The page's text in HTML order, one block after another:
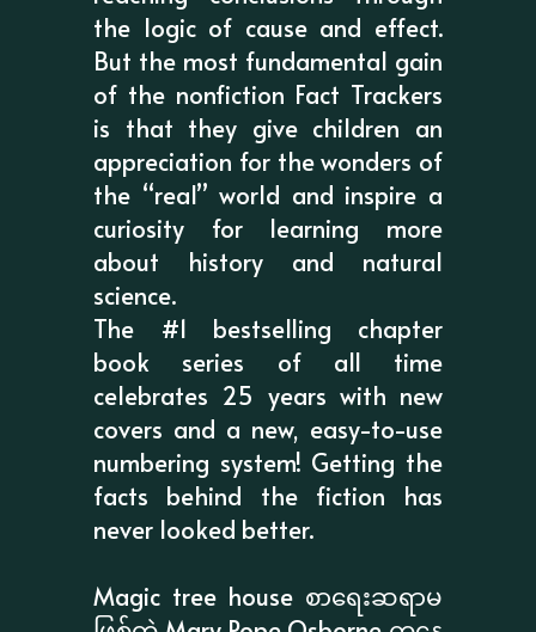
the logic of cause and effect.
But the most fundamental gain
of the nonfiction Fact Trackers
is that they give children an
appreciation for the wonders of
the “real” world and inspire a
curiosity for learning more
about history and natural
science.
The #1 bestselling chapter
book series of all time
celebrates 25 years with new
covers and a new, easy-to-use
numbering system! Getting the
facts behind the fiction has
never looked better.
Magic tree house စာရေးဆရာမ